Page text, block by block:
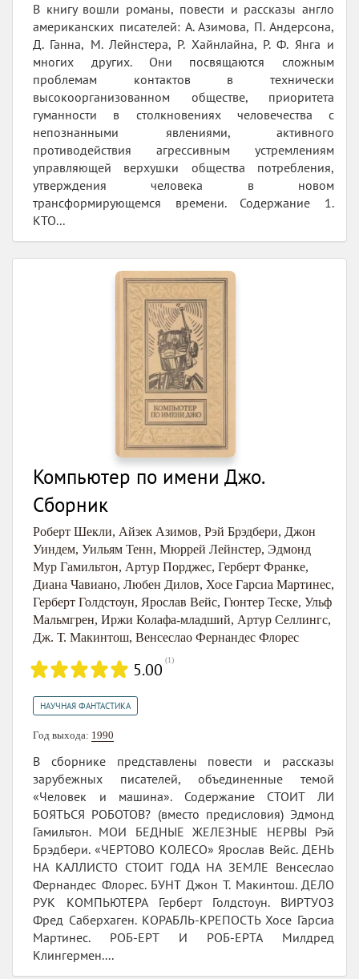
В книгу вошли романы, повести и рассказы англо
американских писателей: А. Азимова, П. Андерсона,
Д. Ганна, М. Лейнстера, Р. Хайнлайна, Р. Ф. Янга и
многих других. Они посвящаются сложным
проблемам контактов в технически
высокоорганизованном обществе, приоритета
гуманности в столкновениях человечества с
непознанными явлениями, активного
противодействия агрессивным устремлениям
управляющей верхушки общества потребления,
утверждения человека в новом
трансформирующемся времени. Содержание 1.
КТО...
Компьютер по имени Джо.
Сборник
Роберт Шекли, Айзек Азимов, Рэй Брэдбери, Джон
Уиндем, Уильям Тенн, Мюррей Лейнстер, Эдмонд
Мур Гамильтон, Артур Порджес, Герберт Франке,
Диана Чавиано, Любен Дилов, Хосе Гарсиа Мартинес,
Герберт Голдстоун, Ярослав Вейс, Гюнтер Теске, Ульф
Мальмгрен, Иржи Колафа-младший, Артур Селлингс,
Дж. Т. Макинтош, Венсеслао Фернандес Флорес
5.00 (1)
НАУЧНАЯ ФАНТАСТИКА
Год выхода: 1990
В сборнике представлены повести и рассказы
зарубежных писателей, объединенные темой
«Человек и машина». Содержание СТОИТ ЛИ
БОЯТЬСЯ РОБОТОВ? (вместо предисловия) Эдмонд
Гамильтон. МОИ БЕДНЫЕ ЖЕЛЕЗНЫЕ НЕРВЫ Рэй
Брэдбери. «ЧЕРТОВО КОЛЕСО» Ярослав Вейс. ДЕНЬ
НА КАЛЛИСТО СТОИТ ГОДА НА ЗЕМЛЕ Венсеслао
Фернандес Флорес. БУНТ Джон Т. Макинтош. ДЕЛО
РУК КОМПЬЮТЕРА Герберт Голдстоун. ВИРТУОЗ
Фред Саберхаген. КОРАБЛЬ-КРЕПОСТЬ Хосе Гарсиа
Мартинес. РОБ-ЕРТ И РОБ-ЕРТА Милдред
Клингермен....